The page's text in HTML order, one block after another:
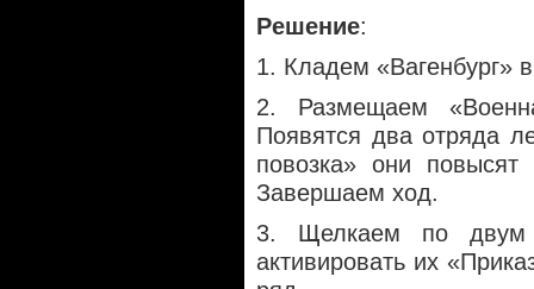
Решение:
1. Кладем «Вагенбург»
2. Размещаем
Появятся два отряда
повозка» они
Завершаем ход.
3. Щелкаем по двум
активировать их